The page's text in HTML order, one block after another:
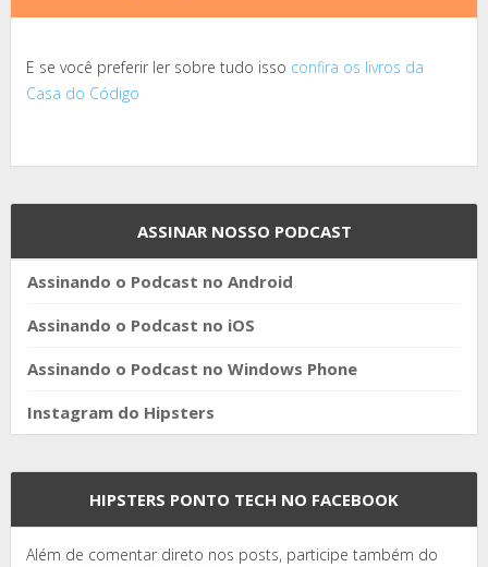
E se você preferir ler sobre tudo isso confira os livros da
Casa do Código
ASSINAR NOSSO PODCAST
Assinando o Podcast no Android
Assinando o Podcast no iOS
Assinando o Podcast no Windows Phone
Instagram do Hipsters
HIPSTERS PONTO TECH NO FACEBOOK
Além de comentar direto nos posts, participe também do